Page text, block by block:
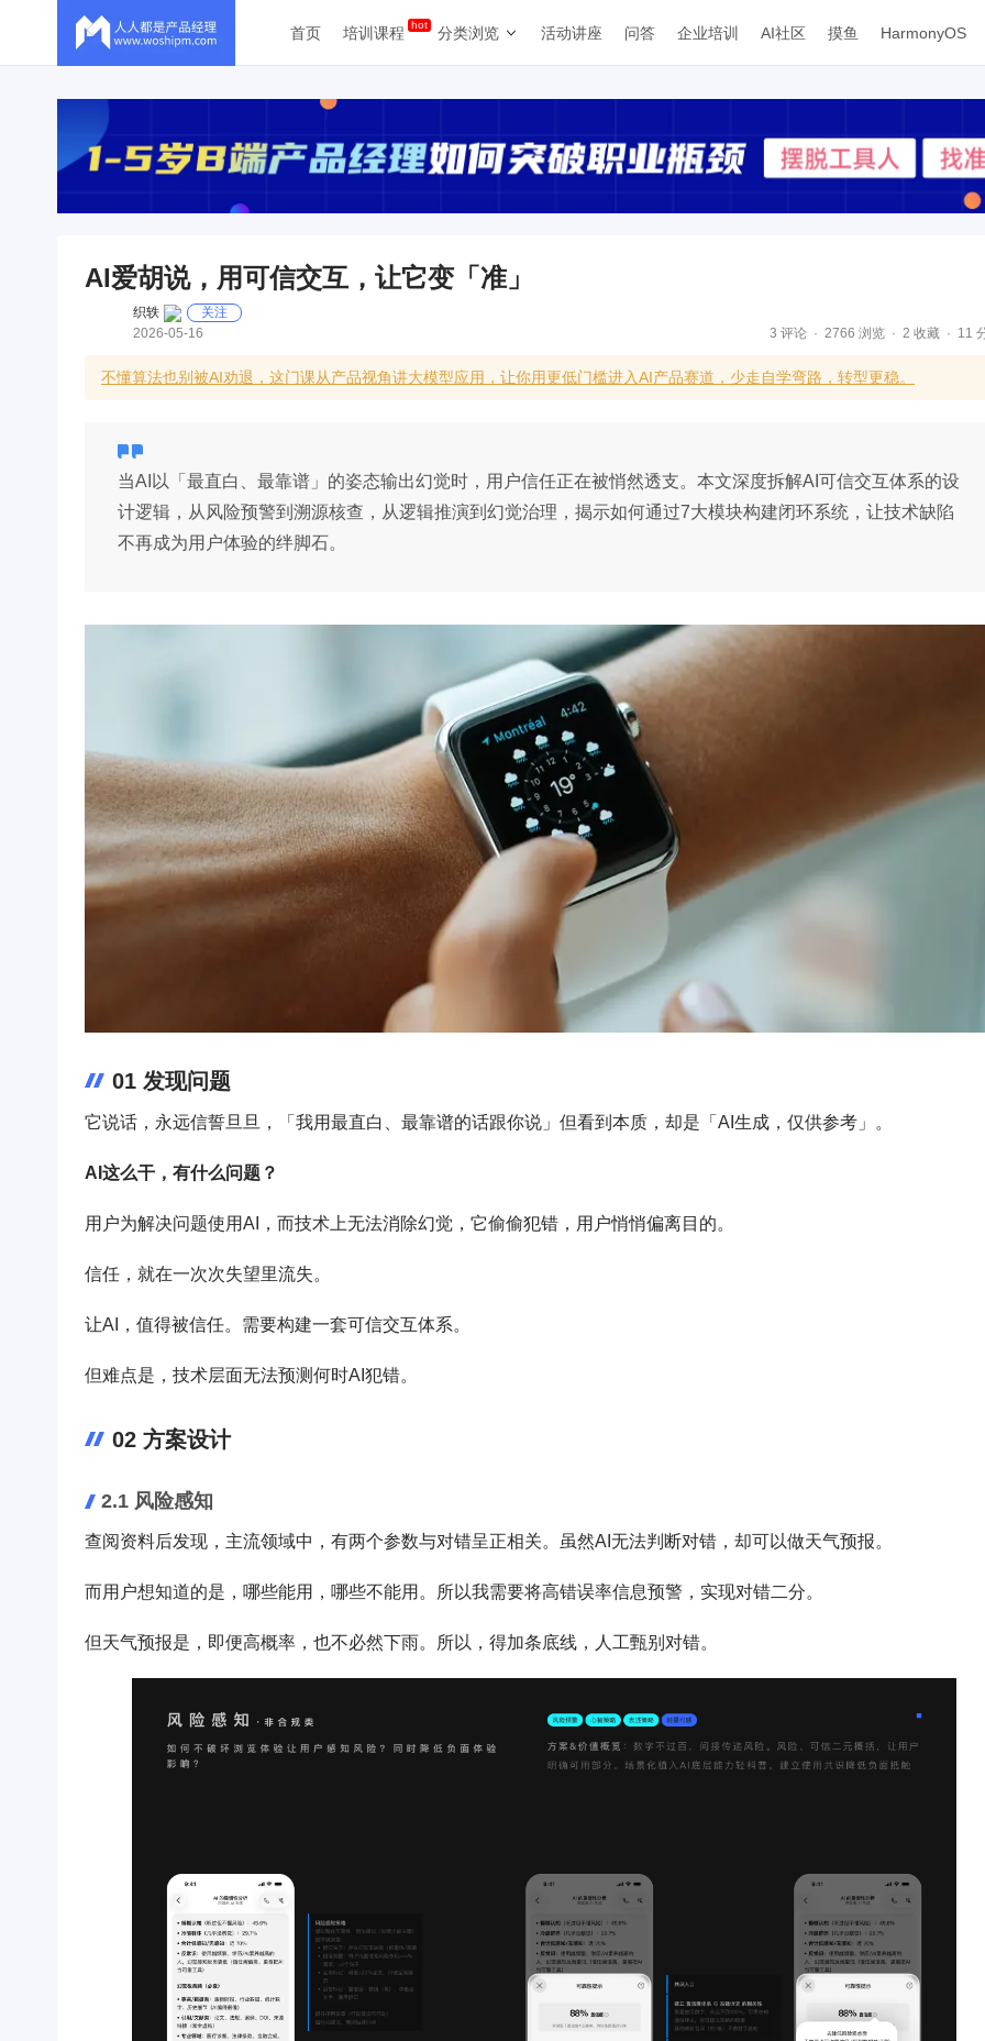
首页 培训课程 分类浏览 活动讲座 问答 企业培训 AI社区 摸鱼 HarmonyOS
AI爱胡说，用可信交互，让它变「准」
织轶
关注
2026-05-16
3 评论 2766 浏览 2 收藏 11
不懂算法也别被AI劝退，这门课从产品视角讲大模型应用，让你用更低门槛进入AI产品赛道，少走自学弯路，转型更稳。
当AI以「最直白、最靠谱」的姿态输出幻觉时，用户信任正在被悄然透支。本文深度拆解AI可信交互体系的设
计逻辑，从风险预警到溯源核查，从逻辑推演到幻觉治理，揭示如何通过7大模块构建闭环系统，让技术缺陷
不再成为用户体验的绊脚石。
01 发现问题
它说话，永远信誓旦旦，「我用最直白、最靠谱的话跟你说」但看到本质，却是「AI生成，仅供参考」。
AI这么干，有什么问题？
用户为解决问题使用AI，而技术上无法消除幻觉，它偷偷犯错，用户悄悄偏离目的。
信任，就在一次次失望里流失。
让AI，值得被信任。需要构建一套可信交互体系。
但难点是，技术层面无法预测何时AI犯错。
02 方案设计
2.1 风险感知
查阅资料后发现，主流领域中，有两个参数与对错呈正相关。虽然AI无法判断对错，却可以做天气预报。
而用户想知道的是，哪些能用，哪些不能用。所以我需要将高错误率信息预警，实现对错二分。
但天气预报是，即便高概率，也不必然下雨。所以，得加条底线，人工甄别对错。